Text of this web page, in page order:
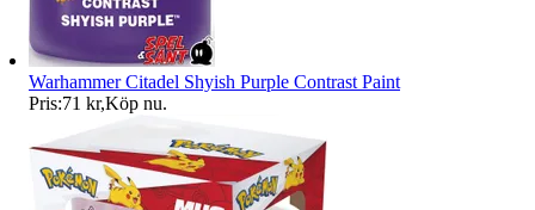
Warhammer Citadel Shyish Purple Contrast Paint
Pris:71 kr,Köp nu.